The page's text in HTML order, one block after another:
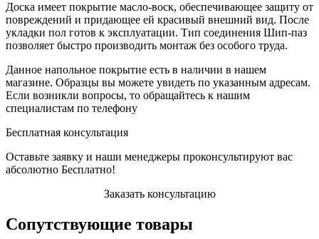
Доска имеет покрытие масло-воск, обеспечивающее защиту от
повреждений и придающее ей красивый внешний вид. После
укладки пол готов к эксплуатации. Тип соединения Шип-паз
позволяет быстро производить монтаж без особого труда.
Данное напольное покрытие есть в наличии в нашем
магазине. Образцы вы можете увидеть по указанным адресам.
Если возникли вопросы, то обращайтесь к нашим
специалистам по телефону
Бесплатная консультация
Оставьте заявку и наши менеджеры проконсультируют вас
абсолютно Бесплатно!
Заказать консультацию
Сопутствующие товары